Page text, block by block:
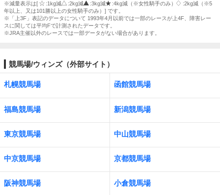
※減量表示は[
:1kg減 :2kg減 :3kg減 :4kg減（※女性騎手のみ）
:2kg減（※5
年以上、又は101勝以上の女性騎手のみ）] です。
※「上3F」表記のデータについて 1993年4月以前では一部のレースが上4F、障害レー
スに関しては平均Fで計測されたデータです。
※JRA主催以外のレースでは一部データがない場合があります。
競馬場/ウィンズ（外部サイト）
札幌競馬場 函館競馬場
福島競馬場 新潟競馬場
東京競馬場 中山競馬場
中京競馬場 京都競馬場
阪神競馬場 小倉競馬場